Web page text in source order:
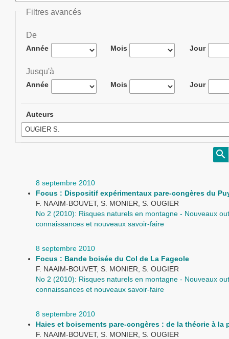
Filtres avancés
De
Année Mois Jour
Jusqu'à
Année Mois Jour
Auteurs
8 septembre 2010
Focus : Dispositif expérimentaux pare-congères du
F. NAAIM-BOUVET, S. MONIER, S. OUGIER
No 2 (2010): Risques naturels en montagne - Nouveaux
connaissances et nouveaux savoir-faire
8 septembre 2010
Focus : Bande boisée du Col de La Fageole
F. NAAIM-BOUVET, S. MONIER, S. OUGIER
No 2 (2010): Risques naturels en montagne - Nouveaux
connaissances et nouveaux savoir-faire
8 septembre 2010
Haies et boisements pare-congères : de la théorie à la
F. NAAIM-BOUVET, S. MONIER, S. OUGIER